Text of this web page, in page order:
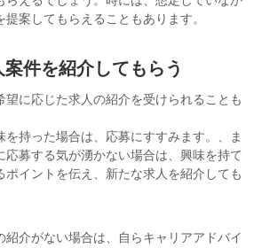
案してもらえることもあります。
件を紹介してもらう
望に応じた求人の紹介を受けられることも
を持った場合は、応募にすすみます。、ま
応募する気が湧かない場合は、興味を持て
ポイントを伝え、新たな求人を紹介しても
紹介がない場合は、自らキャリアアドバイ